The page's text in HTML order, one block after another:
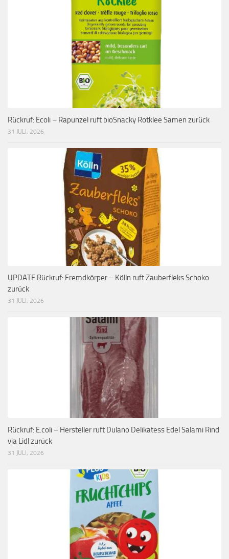
Rückruf: Ecoli – Rapunzel ruft bioSnacky Rotklee Samen zurück
31 JULI, 2026
UPDATE Rückruf: Fremdkörper – Kölln ruft Zauberfleks Schoko
zurück
31 JULI, 2026
Rückruf: E.coli – Hersteller ruft Dulano Delikatess Edel Salami Rind
via Lidl zurück
31 JULI, 2026